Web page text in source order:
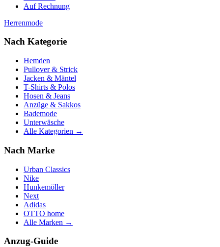
Auf Rechnung
Herrenmode
Nach Kategorie
Hemden
Pullover & Strick
Jacken & Mäntel
T-Shirts & Polos
Hosen & Jeans
Anzüge & Sakkos
Bademode
Unterwäsche
Alle Kategorien →
Nach Marke
Urban Classics
Nike
Hunkemöller
Next
Adidas
OTTO home
Alle Marken →
Anzug-Guide